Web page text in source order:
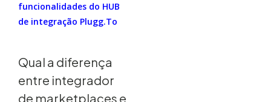
funcionalidades do HUB
de integração Plugg.To
Qual a diferença
entre integrador
de marketplaces e